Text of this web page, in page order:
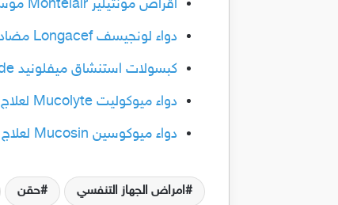
اقراص مونتيلير Montelair موسع للشعب الهوائية لعلاج امراض الجهاز التنفسي والرئة
دواء لونجيسف Longacef مضاد حيوي واسع المجال لعلاج امراض الجهاز التنفسي
كبسولات استنشاق ميفلونيد Miflonide لعلاج امراض الجهاز التنفسي والربو
دواء ميوكوليت Mucolyte لعلاج امراض الجهاز التنفسي ومذيب للبلغم
دواء ميوكوسين Mucosin لعلاج امراض الجهاز التنفسي مهدئ للكحة
امراض الجهاز التنفسي حقن